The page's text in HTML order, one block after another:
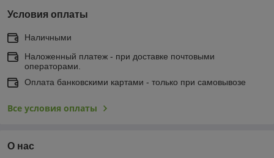
Условия оплаты
Наличными
Наложенный платеж - при доставке почтовыми
операторами.
Оплата банковскими картами - только при самовывозе
Все условия оплаты
О нас